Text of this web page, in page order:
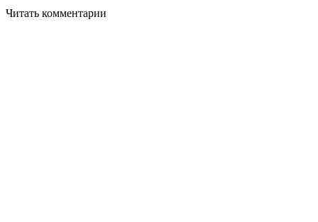
Читать комментарии